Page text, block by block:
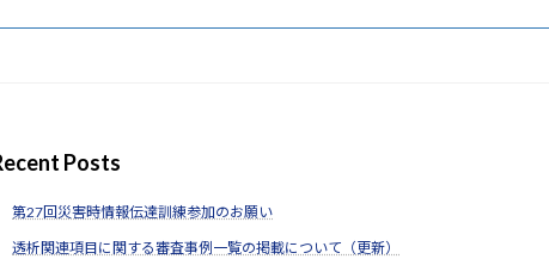
Posts
第27回災害時情報伝達訓練参加のお願い
透析関連項目に関する審査事例一覧の掲載について（更新）